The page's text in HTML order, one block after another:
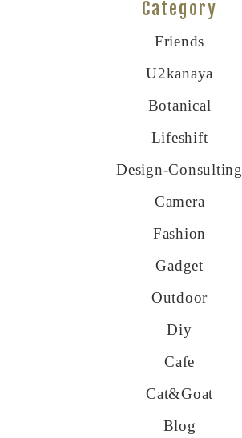
Category
Friends
U2kanaya
Botanical
Lifeshift
Design-Consulting
Camera
Fashion
Gadget
Outdoor
Diy
Cafe
Cat&goat
Blog